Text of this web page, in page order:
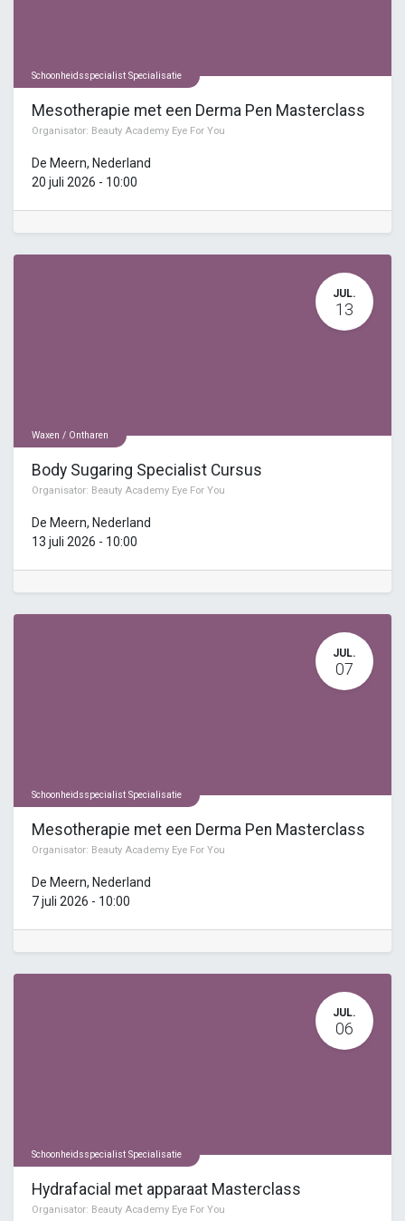
Schoonheidsspecialist Specialisatie
Mesotherapie met een Derma Pen Masterclass
Organisator: Beauty Academy Eye For You
De Meern, Nederland
20 juli 2026 - 10:00
JUL.
13
Waxen / Ontharen
Body Sugaring Specialist Cursus
Organisator: Beauty Academy Eye For You
De Meern, Nederland
13 juli 2026 - 10:00
JUL.
07
Schoonheidsspecialist Specialisatie
Mesotherapie met een Derma Pen Masterclass
Organisator: Beauty Academy Eye For You
De Meern, Nederland
7 juli 2026 - 10:00
JUL.
06
Schoonheidsspecialist Specialisatie
Hydrafacial met apparaat Masterclass
Organisator: Beauty Academy Eye For You